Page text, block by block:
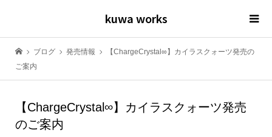
kuwa works
ブログ 発売情報
【ChargeCrystal∞】カイラスクォーツ発売の
ご案内
【ChargeCrystal∞】カイラスクォーツ発売
のご案内